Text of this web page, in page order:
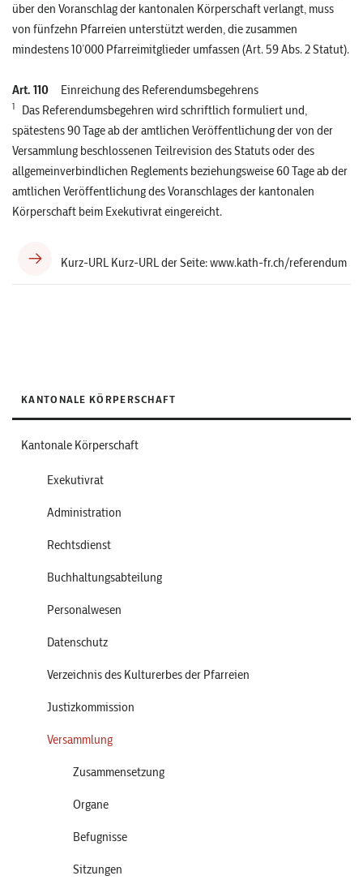
über den Voranschlag der kantonalen Körperschaft verlangt, muss
von fünfzehn Pfarreien unterstützt werden, die zusammen
mindestens 10’000 Pfarreimitglieder umfassen (Art. 59 Abs. 2 Statut).
Art. 110 Einreichung des Referendumsbegehrens
1
Das Referendumsbegehren wird schriftlich formuliert und,
spätestens 90 Tage ab der amtlichen Veröffentlichung der von der
Versammlung beschlossenen Teilrevision des Statuts oder des
allgemeinverbindlichen Reglements beziehungsweise 60 Tage ab der
amtlichen Veröffentlichung des Voranschlages der kantonalen
Körperschaft beim Exekutivrat eingereicht.
Kurz-URL Kurz-URL der Seite: www.kath-fr.ch/referendum
KANTONALE KÖRPERSCHAFT
Kantonale Körperschaft
Exekutivrat
Administration
Rechtsdienst
Buchhaltungsabteilung
Personalwesen
Datenschutz
Verzeichnis des Kulturerbes der Pfarreien
Justizkommission
Versammlung
Zusammensetzung
Organe
Befugnisse
Sitzungen